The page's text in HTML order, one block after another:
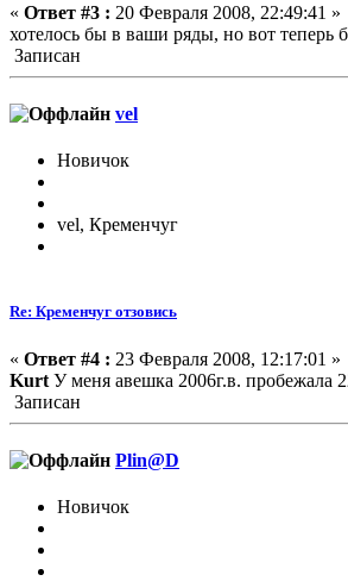
« Ответ #3 : 20 Февраля 2008, 22:49:41 »
хотелось бы в ваши ряды, но вот теперь
Записан
vel
Новичок
vel, Кременчуг
Re: Кременчуг отзовись
« Ответ #4 : 23 Февраля 2008, 12:17:01 »
Kurt У меня авешка 2006г.в. пробежала
Записан
Plin@D
Новичок